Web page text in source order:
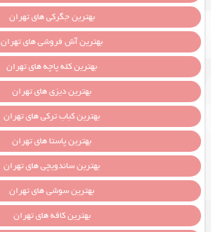
بهترین جگرکی های تهران
بهترین آش فروشی های تهران
بهترین کله پاچه های تهران
بهترین دیزی های تهران
بهترین کباب ترکی های تهران
بهترین پاستا های تهران
بهترین ساندویچی های تهران
بهترین سوشی های تهران
بهترین کافه های تهران